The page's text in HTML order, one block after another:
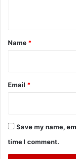
*
Name *
Email *
Save my name,
time I comment.